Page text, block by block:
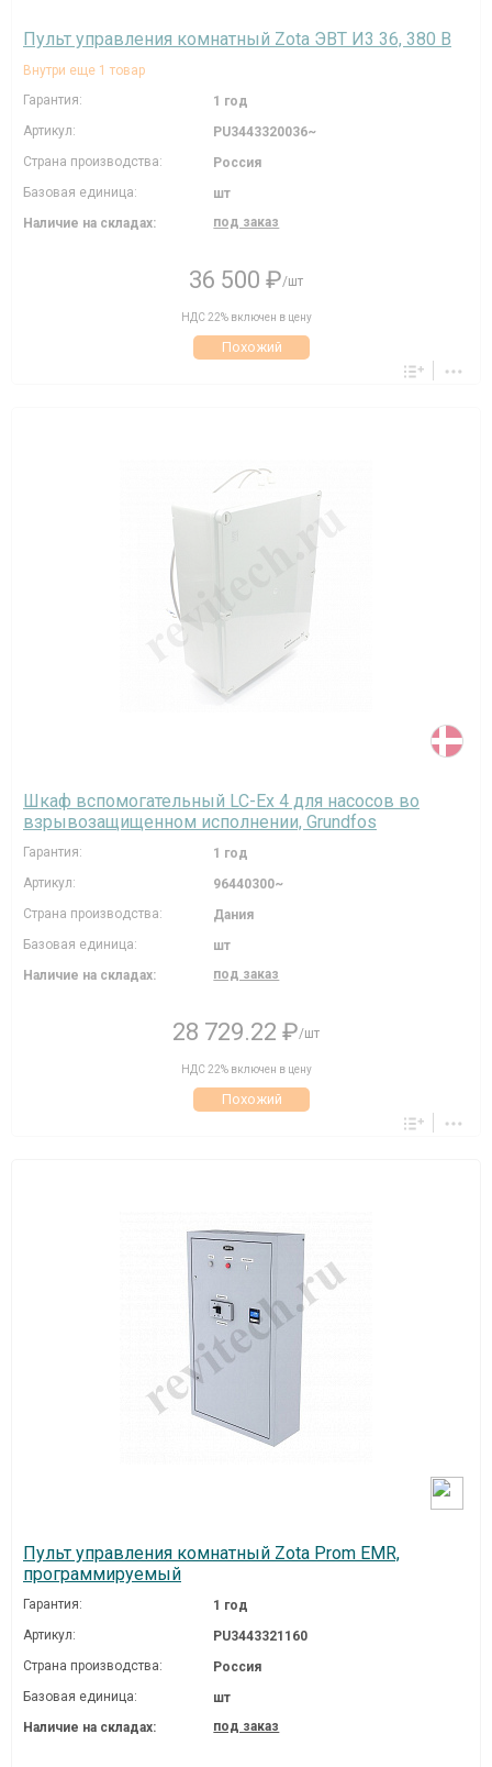
Пульт управления комнатный Zota ЭВТ И3 36, 380 В
Внутри еще 1 товар
Гарантия:
1 год
Артикул:
PU3443320036~
Страна производства:
Россия
Базовая единица:
шт
Наличие на складах:
под заказ
36 500 ₽/шт
НДС 22% включен в цену
Похожий
Шкаф вспомогательный LC-Ex 4 для насосов во
взрывозащищенном исполнении, Grundfos
Гарантия:
1 год
Артикул:
96440300~
Страна производства:
Дания
Базовая единица:
шт
Наличие на складах:
под заказ
28 729.22 ₽/шт
НДС 22% включен в цену
Похожий
Пульт управления комнатный Zota Prom EMR,
программируемый
Гарантия:
1 год
Артикул:
PU3443321160
Страна производства:
Россия
Базовая единица:
шт
Наличие на складах:
под заказ